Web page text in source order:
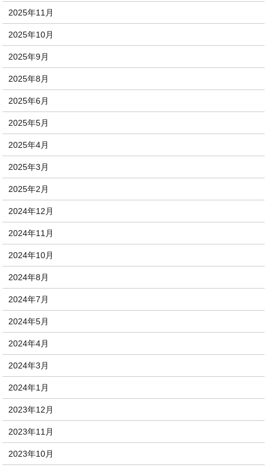
2025年11月
2025年10月
2025年9月
2025年8月
2025年6月
2025年5月
2025年4月
2025年3月
2025年2月
2024年12月
2024年11月
2024年10月
2024年8月
2024年7月
2024年5月
2024年4月
2024年3月
2024年1月
2023年12月
2023年11月
2023年10月